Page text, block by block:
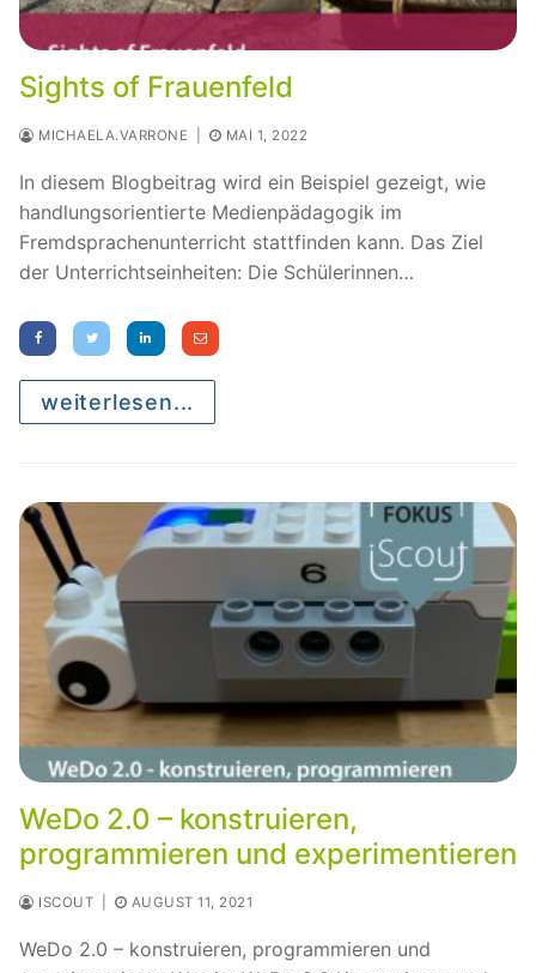
Sights of Frauenfeld
MICHAELA.VARRONE MAI 1, 2022
In diesem Blogbeitrag wird ein Beispiel gezeigt, wie
handlungsorientierte Medienpädagogik im
Fremdsprachenunterricht stattfinden kann. Das Ziel
der Unterrichtseinheiten: Die Schülerinnen…
weiterlesen...
WeDo 2.0 – konstruieren,
programmieren und experimentieren
ISCOUT AUGUST 11, 2021
WeDo 2.0 – konstruieren, programmieren und